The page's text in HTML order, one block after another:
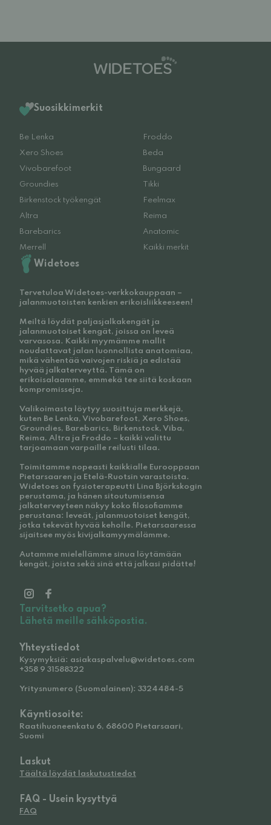
Suosikkimerkit
Be Lenka
Froddo
Xero Shoes
Beda
Vivobarefoot
Bungaard
Groundies
Tikki
Birkenstock työkengät
Feelmax
Altra
Reima
Barebarics
Anatomic
Merrell
Kaikki merkit
Widetoes
Tervetuloa Widetoes-verkkokauppaan –
jalanmuotoisten kenkien erikoisliikkeeseen!
Meiltä löydät paljasjalkakengät ja
jalanmuotoiset kengät, joissa on leveä
varvasosa. Kaikki myymämme mallit
noudattavat jalan luonnollista anatomiaa,
mikä vähentää vaivojen riskiä ja edistää
hyvää jalkaterveyttä. Tämä on
erikoisalaamme, emmekä tee siitä koskaan
kompromisseja.
Valikoimasta löytyy suosittuja merkkejä,
kuten Be Lenka, Vivobarefoot, Xero Shoes,
Groundies, Barebarics, Birkenstock, Viba,
Reima, Altra ja Froddo – kaikki valittu
tarjoamaan varpaille reilusti tilaa.
Toimitamme nopeasti kaikkialle Eurooppaan
Pietarsaaren ja Etelä-Ruotsin varastoista.
Widetoes on fysioterapeutti Lina Björkskogin
perustama, ja hänen sitoutumisensa
jalkaterveyteen näkyy koko filosofiamme
perustana: leveät, jalanmuotoiset kengät,
jotka tekevät hyvää keholle. Pietarsaaressa
sijaitsee myös kivijalkamyymälämme.
Autamme mielellämme sinua löytämään
kengät, joista sekä sinä että jalkasi pidätte!
Tarvitsetko apua?
Lähetä meille sähköpostia.
Yhteystiedot
Kysymyksiä: asiakaspalvelu@widetoes.com
+358 9 31588322
Yritysnumero (Suomalainen): 3324484-5
Käyntiosoite:
Raatihuoneenkatu 6, 68600 Pietarsaari,
Suomi
Laskut
Täältä löydät laskutustiedot
FAQ - Usein kysyttyä
FAQ